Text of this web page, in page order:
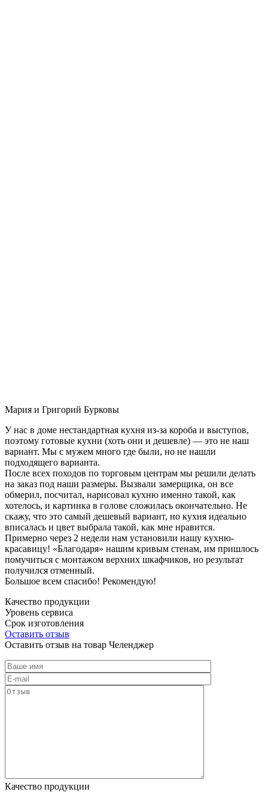
Мария и Григорий Бурковы
У нас в доме нестандартная кухня из-за короба и выступов,
поэтому готовые кухни (хоть они и дешевле) — это не наш
вариант. Мы с мужем много где были, но не нашли
подходящего варианта.
После всех походов по торговым центрам мы решили делать
на заказ под наши размеры. Вызвали замерщика, он все
обмерил, посчитал, нарисовал кухню именно такой, как
хотелось, и картинка в голове сложилась окончательно. Не
скажу, что это самый дешевый вариант, но кухня идеально
вписалась и цвет выбрала такой, как мне нравится.
Примерно через 2 недели нам установили нашу кухню-
красавицу! «Благодаря» нашим кривым стенам, им пришлось
помучиться с монтажом верхних шкафчиков, но результат
получился отменный.
Большое всем спасибо! Рекомендую!
Качество продукции
Уровень сервиса
Срок изготовления
Оставить отзыв
Оставить отзыв на товар Челенджер
Качество продукции